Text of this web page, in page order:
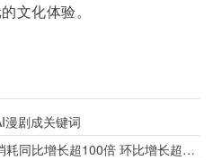
文化体验。
漫剧成关键词
比增长超100倍 环比增长超150%